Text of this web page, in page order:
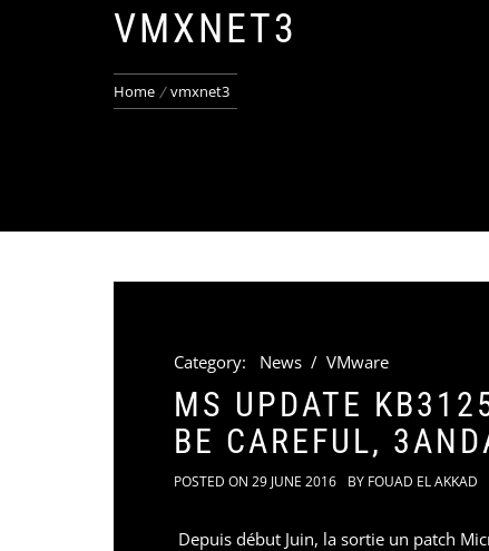
VMXNET3
Home vmxnet3
Category: News / VMware
MS UPDATE
BE CAREFUL,
POSTED ON 29 JUNE 2016 BY FOUAD EL AKKAD
Depuis début Juin, la sortie un patch